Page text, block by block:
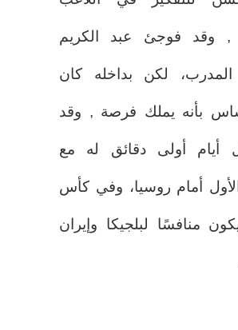
, وقد فوجئ عبد الكريم
المدرب، لكن بداخله كان
بأنه يملك فرصة , وقد
أيام أولى دقائق له مع
أمام روسيا، وفي كأس
منافسًا لبلجيكا وإيران